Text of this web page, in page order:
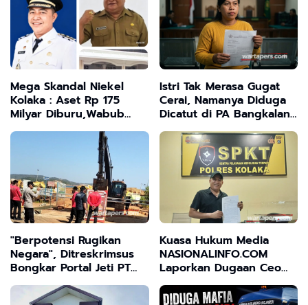
Mega Skandal Niekel
Kolaka : Aset Rp 175
Milyar Diburu,Wabub
dan Ketua Parpol
Terseret
Istri Tak Merasa Gugat
Cerai, Namanya Diduga
Dicatut di PA Bangkalan:
4 Advokat dan Oknum
DPRD Terlibat
"Berpotensi Rugikan
Negara", Ditreskrimsus
Bongkar Portal Jeti PT
PMS di Hakatutobu
Kuasa Hukum Media
NASIONALINFO.COM
Laporkan Dugaan Ceo
PT JNP Ke Polres Kolaka
Atas Ancaman Wartawan